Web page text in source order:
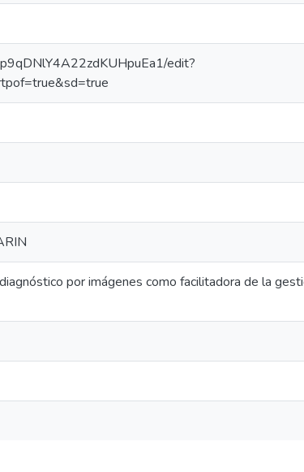
edit?
por imágenes como facilitadora de la